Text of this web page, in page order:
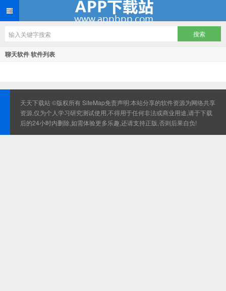
聊天软件 软件列表
天天下载站 ©版权所有SiteMap免责声明:本站分享的软件资源为网络共享
资源,仅为个人学习研究测试使用,不得用于任何非法或商业用途,请于下载
后的24小时内删除,如需体验更多乐趣,还请支持正版,否则后果自负!